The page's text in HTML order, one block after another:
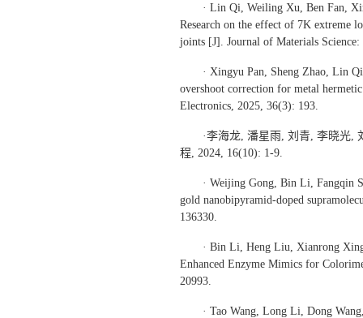
· Lin Qi, Weiling Xu, Ben Fan,
Research on the effect of 7K extreme
joints [J]. Journal of Materials
· Xingyu Pan, Sheng Zhao, Lin
overshoot correction for metal
Electronics, 2025, 36(3): 193.
·李海龙, 潘星雨, 刘青, 李晓光,
程, 2024, 16(10): 1-9.
· Weijing Gong, Bin Li, Fangqin
gold nanobipyramid-doped
136330.
· Bin Li, Heng Liu, Xianrong
Enhanced Enzyme Mimics for
20993.
· Tao Wang, Long Li, Dong